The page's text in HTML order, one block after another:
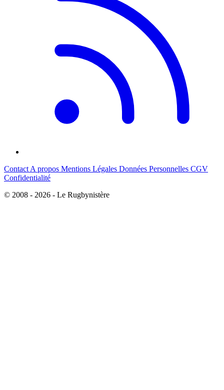
Contact A propos Mentions Légales Données Personnelles CGV
Confidentialité
© 2008 - 2026 - Le Rugbynistère